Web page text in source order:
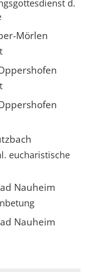
d.
Mörlen
eucharistische
Nauheim
Nauheim